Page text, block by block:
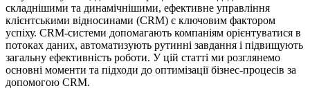
складнішими та динамічнішими, ефективне управління
клієнтськими відносинами (CRM) є ключовим фактором
успіху. CRM-системи допомагають компаніям орієнтуватися в
потоках даних, автоматизують рутинні завдання і підвищують
загальну ефективність роботи. У цій статті ми розглянемо
основні моменти та підходи до оптимізації бізнес-процесів за
допомогою CRM.